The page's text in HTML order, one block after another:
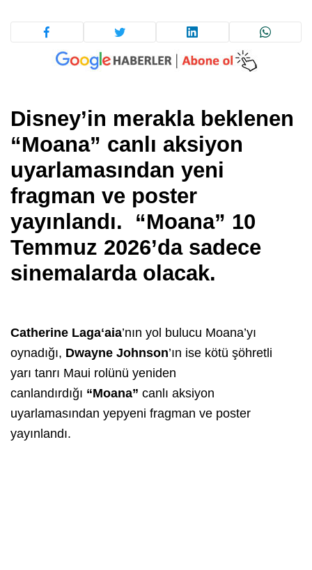
Disney’in merakla beklenen
“Moana” canlı aksiyon
uyarlamasından yeni
fragman ve poster
yayınlandı. “Moana” 10
Temmuz 2026’da sadece
sinemalarda olacak.
Catherine Lagaʻaia’nın yol bulucu Moana’yı
oynadığı, Dwayne Johnson’ın ise kötü şöhretli
yarı tanrı Maui rolünü yeniden
canlandırdığı “Moana” canlı aksiyon
uyarlamasından yepyeni fragman ve poster
yayınlandı.